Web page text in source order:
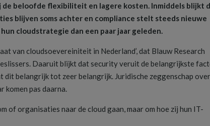
de beloofde flexibiliteit en lagere kosten. Inmiddels blijkt
blijven soms achter en compliance stelt steeds nieuwe
cloudstrategie dan een paar jaar geleden.
van cloudsoevereiniteit in Nederland’, dat Blauw Research
Daaruit blijkt dat security veruit de belangrijkste
belangrijk tot zeer belangrijk. Juridische zeggenschap over
pas daarna.
of organisaties naar de cloud gaan, maar om hoe zij hun IT-